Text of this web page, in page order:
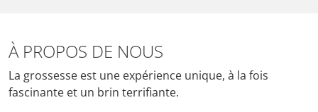
À PROPOS DE NOUS
La grossesse est une expérience unique, à la fois
fascinante et un brin terrifiante.